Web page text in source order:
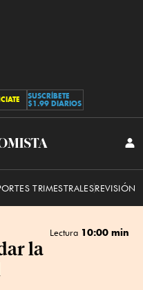
SUSCRÍBETE
$1.99 DIARIOS
TRIMESTRALESREVISIÓN
Lectura 10:00 min
la